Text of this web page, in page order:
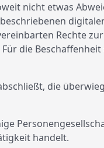
nicht etwas
Rechte
die Beschaffenheit
die
handelt.